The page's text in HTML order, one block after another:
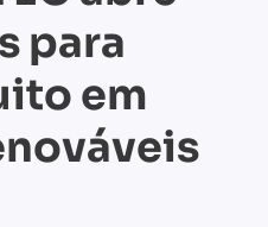
para
em